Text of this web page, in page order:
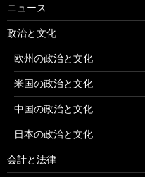
ニュース
政治と文化
欧州の政治と文化
米国の政治と文化
中国の政治と文化
日本の政治と文化
会計と法律